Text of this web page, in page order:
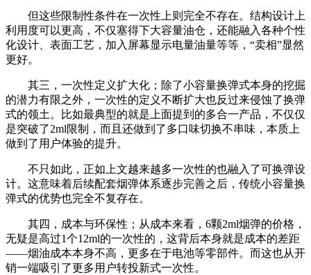
但这些限制性条件在一次性上则完全不存在。结构设计上
利用度可以更高，不仅塞得下大容量油仓，还能融入各种个性
化设计、表面工艺，加入屏幕显示电量油量等等，“卖相”显然
更好。
其三，一次性定义扩大化；除了小容量换弹式本身的挖掘
的潜力有限之外，一次性的定义不断扩大也反过来侵蚀了换弹
式的领土。比如最典型的就是上面提到的多合一产品，不仅仅
是突破了2ml限制，而且还做到了多口味切换不串味，本质上
做到了用户体验的提升。
不只如此，正如上文越来越多一次性的也融入了可换弹设
计。这意味着后续配套烟弹体系逐步完善之后，传统小容量换
弹式的优势也完全不复存在。
其四，成本与环保性；从成本来看，6颗2ml烟弹的价格，
无疑是高过1个12ml的一次性的，这背后本身就是成本的差距
——烟油成本本身不高，更多在于电池等零部件。而这也从开
销一端吸引了更多用户转投新式一次性。